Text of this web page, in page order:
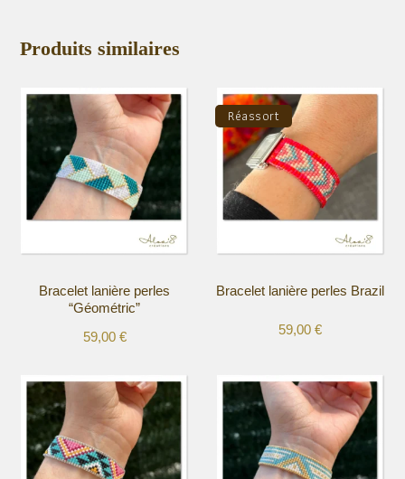
Produits similaires
Bracelet lanière perles
“Géométric”
59,00 €
plusieurs
variations.
Les
options
Réassort
Bracelet lanière perles Brazil
59,00€
plusieurs
variations.
options